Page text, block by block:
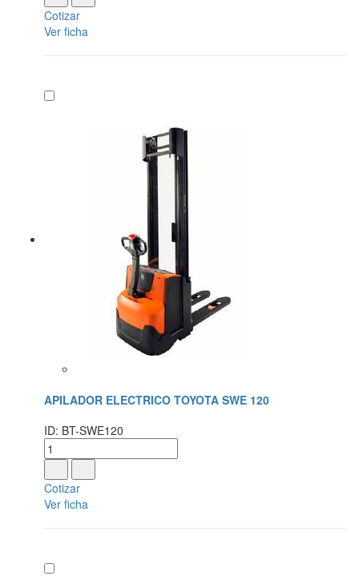
Cotizar
Ver ficha
APILADOR ELECTRICO TOYOTA SWE 120
ID: BT-SWE120
Cotizar
Ver ficha